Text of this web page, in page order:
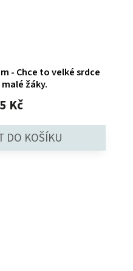
- Chce to velké srdce
žáky.
Kč